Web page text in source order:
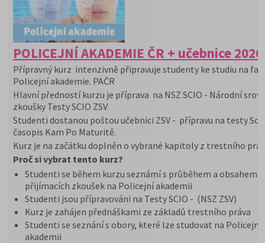
POLICEJNÍ AKADEMIE ČR + učebnice
Přípravný kurz intenzivně připravuje studenty ke studiu na
Policejní akademie. PAČR
Hlavní předností kurzu je příprava na NSZ SCIO - Národní
zkoušky Testy SCIO ZSV
Studenti dostanou poštou učebnici ZSV - přípravu na testy
časopis Kam Po Maturitě.
Kurz je na začátku doplněn o vybrané kapitoly z trestního
Proč si vybrat tento kurz?
Studenti se během kurzu seznámí s průběhem a obsahem
přijímacích zkoušek na Policejní akademii
Studenti jsou přípravováni na Testy SCIO - (NSZ ZSV)
Kurz je zahájen přednáškami ze základů trestního práva
Studenti se seznání s obory, které lze studovat na Policejní
akademii